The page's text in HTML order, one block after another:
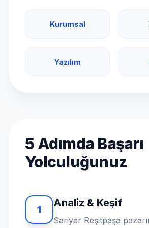
Kurumsal
Yazılım
5 Adımda Başarı
Yolculuğunuz
1
Analiz & Keşif
Sariyer Reşitpaşa